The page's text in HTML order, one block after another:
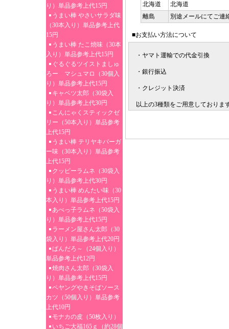
り）単品参考上代15円
うまい棒 やさいサラダ味
（30本入り）単品参考上代
15円
うまい棒 たこ焼味（30本
入り）単品参考上代15円
ぐるぐるツイストましゅ
ろー マシュマロ（30個入
り）単品参考上代15円
キャベツ太郎（30袋入
り）単品参考上代30円
こんにゃくスティックゼ
リー（50本入り）単品参考
上代15円
うまい棒 テリヤキバーガ
ー味（30本入り）単品参考
上代15円
クッピーラムネ（30袋入
り）単品参考上代30円
うまい棒 めんたい味（30
本入り）単品参考上代15円
あべっ子ラムネ（50袋入
り）単品参考上代15円
ラーメン屋さん太郎（30
袋入り）単品参考上代20円
ぱんだろ～（24個入り）
単品参考上代12円
焼肉さん太郎（30袋入
り）単品参考上代15円
ペヤングやきそばソース
カツ（50個入り）単品参考
上代10円
モナカの皮（50枚入り）
いちご大福165ｇ（約28個
北海道
北海道
離島
別途メールにてご連
■お支払い方法について
・ヤマト運輸での代金引換
・銀行振込
・クレジット決済
以上の3種類をご用意しておりま